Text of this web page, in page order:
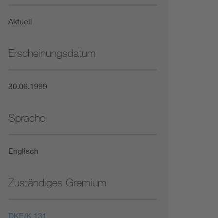
Aktuell
Erscheinungsdatum
30.06.1999
Sprache
Englisch
Zuständiges Gremium
DKE/K 131